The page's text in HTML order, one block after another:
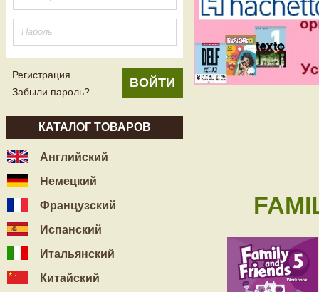
Регистрация
Забыли пароль?
КАТАЛОГ ТОВАРОВ
Английский
Немецкий
Французский
Испанский
Итальянский
Китайский